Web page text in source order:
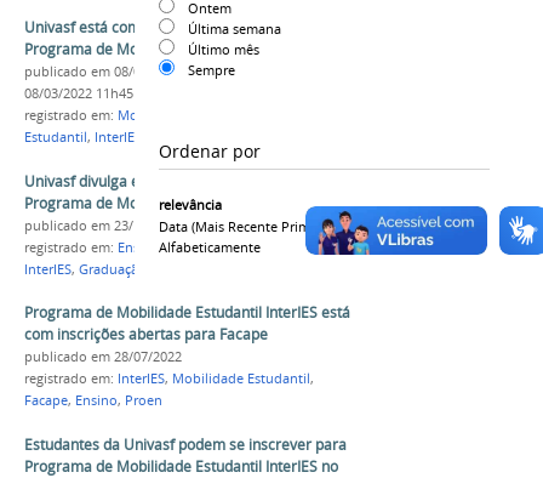
Ontem
Última semana
Último mês
Sempre
Ordenar por
relevância
Data (mais Recente Primeiro)
Alfabeticamente
Univasf está com inscrições abertas para
Programa de Mobilidade Estudantil InterIES
publicado em 08/03/2022 —última modificação
08/03/2022 11h45
registrado em: Mobilidade Acadêmica
Estudantil, InterIES
Univasf divulga edital de processo seletivo para
Programa de Mobilidade Estudantil InterIES
publicado em 23/10/2023
registrado em: Ensino,Mobilidade Estudantil ,
InterIES, Graduação
Programa de Mobilidade Estudantil InterIES está
com inscrições abertas para Facape
publicado em 28/07/2022
registrado em: InterIES, Mobilidade Estudantil,
Facape, Ensino, Proen
Estudantes da Univasf podem se inscrever para
Programa de Mobilidade Estudantil InterIES no